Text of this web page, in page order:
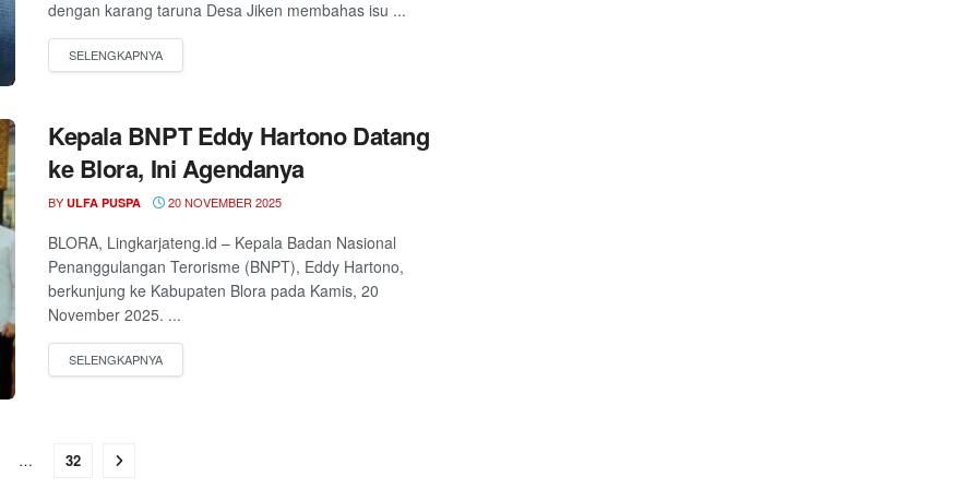
dengan karang taruna Desa Jiken membahas isu ...
Kepala BNPT Eddy Hartono Datang
ke Blora, Ini Agendanya
BY ULFA PUSPA 20 NOVEMBER 2025
BLORA, Lingkarjateng.id – Kepala Badan Nasional
Penanggulangan Terorisme (BNPT), Eddy Hartono,
berkunjung ke Kabupaten Blora pada Kamis, 20
November 2025. ...
… 32